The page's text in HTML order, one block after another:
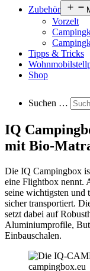
Zubehör
Vorzelt
Tipps & Tricks
Shop
Suchen …
IQ
mit Bio-
Die IQ Campingbox
eine Flightbox nennt.
seine wichtigsten und
sicher transportiert.
setzt dabei auf
Aluminiumprofile,
Einbauschalen.